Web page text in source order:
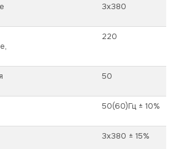
3х380
220
50
50(60)Гц ± 10%
3х380 ± 15%